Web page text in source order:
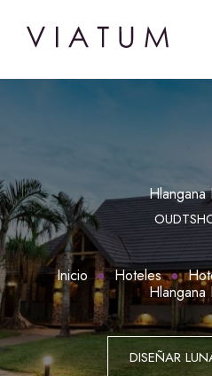
Hlangana
Inicio Hoteles
Hlangana
DISEÑAR